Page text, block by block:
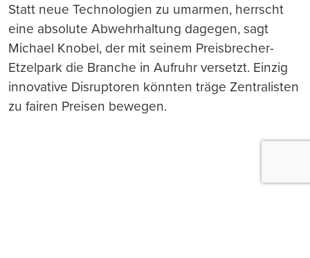
Statt neue Technologien zu umarmen, herrscht
eine absolute Abwehrhaltung dagegen, sagt
Michael Knobel, der mit seinem Preisbrecher-
Etzelpark die Branche in Aufruhr versetzt. Einzig
innovative Disruptoren könnten träge Zentralisten
zu fairen Preisen bewegen.